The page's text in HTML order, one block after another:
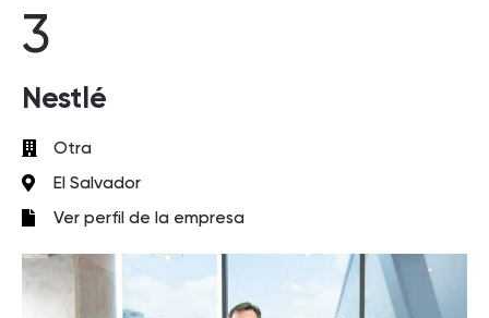
3
Nestlé
Otra
El Salvador
Ver perfil de la empresa